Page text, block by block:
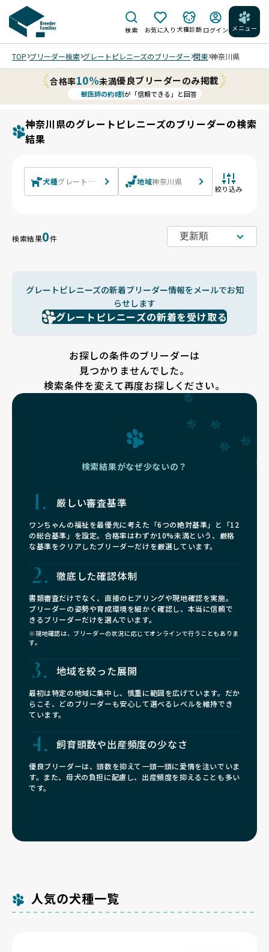
検索 お気に入り 犬種診断 ログイン メニュー
TOP ブリーダー検索 グレートピレニーズのブリーダー 関東 神奈川県
合格率10%未満優良ブリーダーのみ掲載
獣医師の約8割が「信頼できる」と回答
神奈川県のグレートピレニーズのブリーダーの検索
結果
犬種グレートピレニーズ 地域神奈川県
絞り込み
検索結果0件
グレートピレニーズの新着ブリーダー情報をメールでお知
らせします
グレートピレニーズの新着を受け取る
お探しの条件のブリーダーは
見つかりませんでした。
検索条件を変えて再度お探しください。
検索結果がなぜ少ないの？
厳しい審査基準
ワンちゃんの福祉を最優先に考えた「6つの絶対基準」と「12
の総合基準」を設定。合格率はわずか10%未満という、厳格
な基準をクリアしたブリーダーだけを厳選しています。
徹底した確認体制
書類審査だけでなく、直接のヒアリングや現地確認を実施。
ブリーダーの姿勢や育成環境を細かく確認し、本当に信頼で
きるブリーダーだけを選んでいます。
※現地確認は、ブリーダーの状況に応じてオンラインで行うこともありま
す。
地域を絞った展開
最初は特定の地域に集中し、慎重に範囲を広げています。だか
らこそ、どのブリーダーも安心して選べるレベルを維持でき
ています。
飼育頭数や出産頻度の少なさ
優良ブリーダーは、頭数を抑えて一頭一頭に愛情を注いでいま
す。また、母犬の負担に配慮し、出産頻度を抑えることも多い
です。
人気の犬種一覧